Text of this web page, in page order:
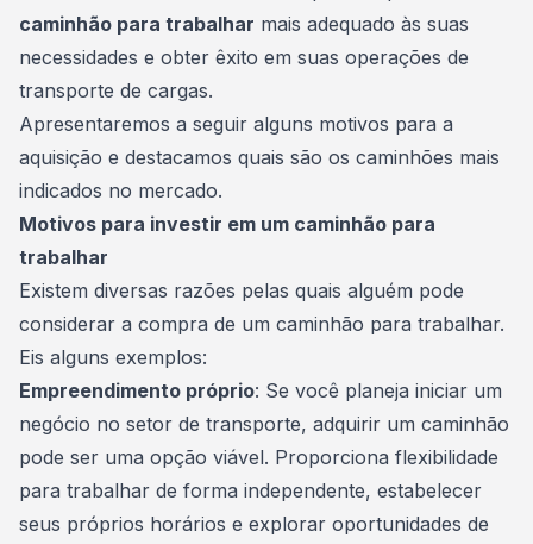
caminhão para trabalhar mais adequado às suas
necessidades e obter êxito em suas operações de
transporte de cargas.
Apresentaremos a seguir alguns motivos para a
aquisição e destacamos quais são os caminhões mais
indicados no mercado.
Motivos para investir em um caminhão para
trabalhar
Existem diversas razões pelas quais alguém pode
considerar a compra de um caminhão para trabalhar.
Eis alguns exemplos:
Empreendimento próprio: Se você planeja iniciar um
negócio no setor de transporte, adquirir um caminhão
pode ser uma opção viável. Proporciona flexibilidade
para trabalhar de forma independente, estabelecer
seus próprios horários e explorar oportunidades de